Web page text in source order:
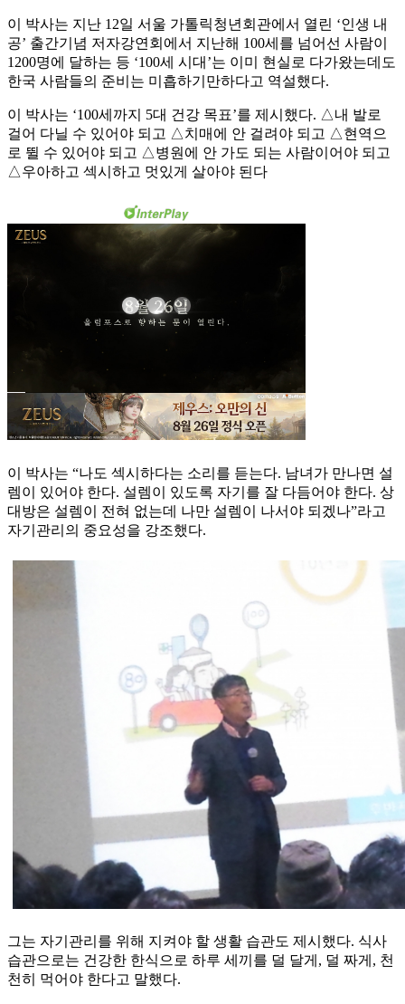
이 박사는 지난 12일 서울 가톨릭청년회관에서 열린 ‘인생 내
공’ 출간기념 저자강연회에서 지난해 100세를 넘어선 사람이
1200명에 달하는 등 ‘100세 시대’는 이미 현실로 다가왔는데도
한국 사람들의 준비는 미흡하기만하다고 역설했다.
이 박사는 ‘100세까지 5대 건강 목표’를 제시했다. △내 발로
걸어 다닐 수 있어야 되고 △치매에 안 걸려야 되고 △현역으
로 뛸 수 있어야 되고 △병원에 안 가도 되는 사람이어야 되고
△우아하고 섹시하고 멋있게 살아야 된다
이 박사는 “나도 섹시하다는 소리를 듣는다. 남녀가 만나면 설
렘이 있어야 한다. 설렘이 있도록 자기를 잘 다듬어야 한다. 상
대방은 설렘이 전혀 없는데 나만 설렘이 나서야 되겠나”라고
자기관리의 중요성을 강조했다.
그는 자기관리를 위해 지켜야 할 생활 습관도 제시했다. 식사
습관으로는 건강한 한식으로 하루 세끼를 덜 달게, 덜 짜게, 천
천히 먹어야 한다고 말했다.